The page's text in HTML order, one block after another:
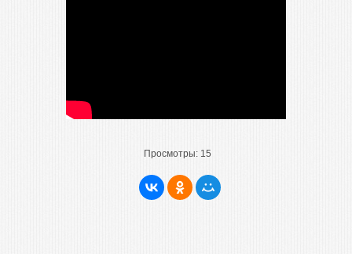
Просмотры: 15